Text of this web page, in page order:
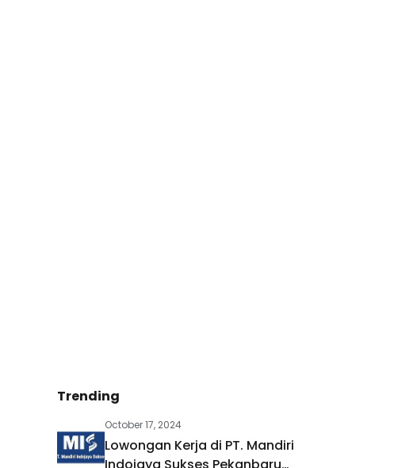
Trending
October 17, 2024
Lowongan Kerja di PT. Mandiri